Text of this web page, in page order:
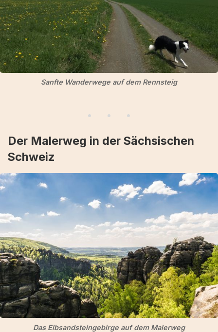
Sanfte Wanderwege auf dem Rennsteig
Der Malerweg in der Sächsischen
Schweiz
Das Elbsandsteingebirge auf dem Malerweg